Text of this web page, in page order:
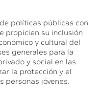
políticas públicas con
propicien su inclusión
y cultural del
generales para la
y social en las
la protección y el
personas jóvenes.